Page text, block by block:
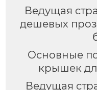
Ведущая
дешевых
Основные
крышек
Ведущая